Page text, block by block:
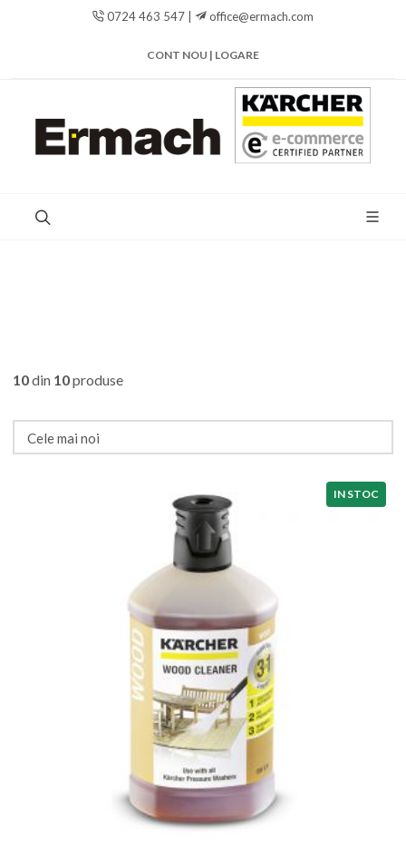
0724 463 547 | office@ermach.com
CONT NOU | LOGARE
10din 10produse
IN STOC